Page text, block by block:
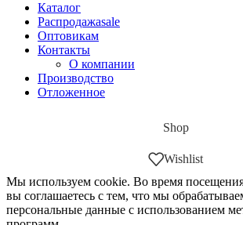
Каталог
Распродажаsale
Оптовикам
Контакты
О компании
Производство
Отложенное
Shop
Wishlist
Мы используем cookie. Во время
вы соглашаетесь с тем, что мы
персональные данные с использованием